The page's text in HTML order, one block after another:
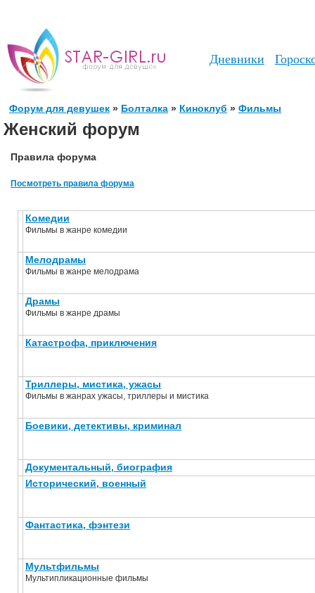
Дневники
Форум для девушек » Болталка » Киноклуб » Фильмы
Женский форум
Правила форума
Посмотреть правила форума
Комедии
Фильмы в жанре комедии
Мелодрамы
Фильмы в жанре мелодрама
Драмы
Фильмы в жанре драмы
Катастрофа, приключения
Триллеры, мистика, ужасы
Фильмы в жанрах ужасы, триллеры и мистика
Боевики, детективы, криминал
Документальный, биография
Исторический, военный
Фантастика, фэнтези
Мультфильмы
Мультипликационные фильмы